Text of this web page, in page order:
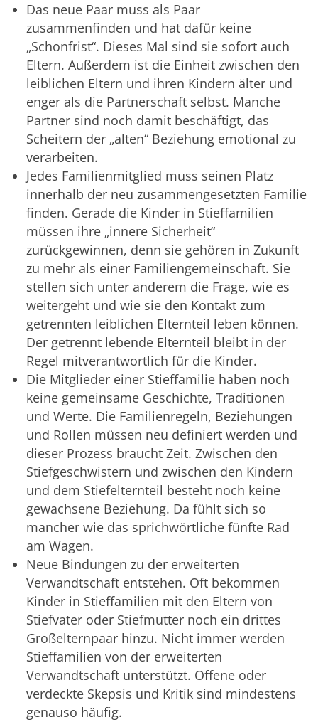
Das neue Paar muss als Paar
zusammenfinden und hat dafür keine
„Schonfrist“. Dieses Mal sind sie sofort auch
Eltern. Außerdem ist die Einheit zwischen den
leiblichen Eltern und ihren Kindern älter und
enger als die Partnerschaft selbst. Manche
Partner sind noch damit beschäftigt, das
Scheitern der „alten“ Beziehung emotional zu
verarbeiten.
Jedes Familienmitglied muss seinen Platz
innerhalb der neu zusammengesetzten Familie
finden. Gerade die Kinder in Stieffamilien
müssen ihre „innere Sicherheit“
zurückgewinnen, denn sie gehören in Zukunft
zu mehr als einer Familiengemeinschaft. Sie
stellen sich unter anderem die Frage, wie es
weitergeht und wie sie den Kontakt zum
getrennten leiblichen Elternteil leben können.
Der getrennt lebende Elternteil bleibt in der
Regel mitverantwortlich für die Kinder.
Die Mitglieder einer Stieffamilie haben noch
keine gemeinsame Geschichte, Traditionen
und Werte. Die Familienregeln, Beziehungen
und Rollen müssen neu definiert werden und
dieser Prozess braucht Zeit. Zwischen den
Stiefgeschwistern und zwischen den Kindern
und dem Stiefelternteil besteht noch keine
gewachsene Beziehung. Da fühlt sich so
mancher wie das sprichwörtliche fünfte Rad
am Wagen.
Neue Bindungen zu der erweiterten
Verwandtschaft entstehen. Oft bekommen
Kinder in Stieffamilien mit den Eltern von
Stiefvater oder Stiefmutter noch ein drittes
Großelternpaar hinzu. Nicht immer werden
Stieffamilien von der erweiterten
Verwandtschaft unterstützt. Offene oder
verdeckte Skepsis und Kritik sind mindestens
genauso häufig.